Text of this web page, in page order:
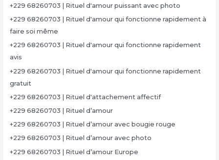
+229 68260703 | Rituel d'amour puissant avec photo
+229 68260703 | Rituel d'amour qui fonctionne rapidement à
faire soi même
+229 68260703 | Rituel d'amour qui fonctionne rapidement
avis
+229 68260703 | Rituel d'amour qui fonctionne rapidement
gratuit
+229 68260703 | Rituel d'attachement affectif
+229 68260703 | Rituel d’amour
+229 68260703 | Rituel d’amour avec bougie rouge
+229 68260703 | Rituel d’amour avec photo
+229 68260703 | Rituel d’amour Europe